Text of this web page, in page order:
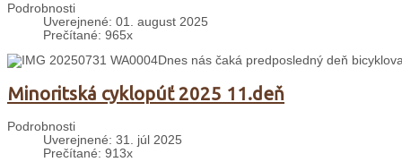
Podrobnosti
Uverejnené: 01. august 2025
Prečítané: 965x
Dnes nás čaká predposledný deň
Minoritská cyklopúť 2025 11.deň
Podrobnosti
Uverejnené: 31. júl 2025
Prečítané: 913x